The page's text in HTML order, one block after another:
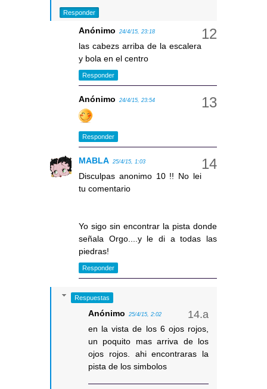
Responder
Anónimo 24/4/15, 23:18
las cabezs arriba de la escalera
y bola en el centro
Responder
Anónimo 24/4/15, 23:54
Responder
MABLA 25/4/15, 1:03
Disculpas anonimo 10 !! No lei
tu comentario
Yo sigo sin encontrar la pista donde
señala Orgo....y le di a todas las
piedras!
Responder
Respuestas
Anónimo 25/4/15, 2:02
en la vista de los 6 ojos rojos,
un poquito mas arriva de los
ojos rojos. ahi encontraras la
pista de los simbolos